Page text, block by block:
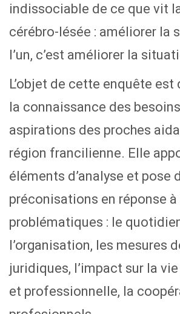
indissociable de ce que vit
cérébro-lésée : améliorer la
l’un, c’est améliorer la
L’objet de cette enquête est
la connaissance des
aspirations des proches
région francilienne. Elle
éléments d’analyse et pose
préconisations en réponse à
problématiques : le
l’organisation, les mesures
juridiques, l’impact sur la
et professionnelle, la